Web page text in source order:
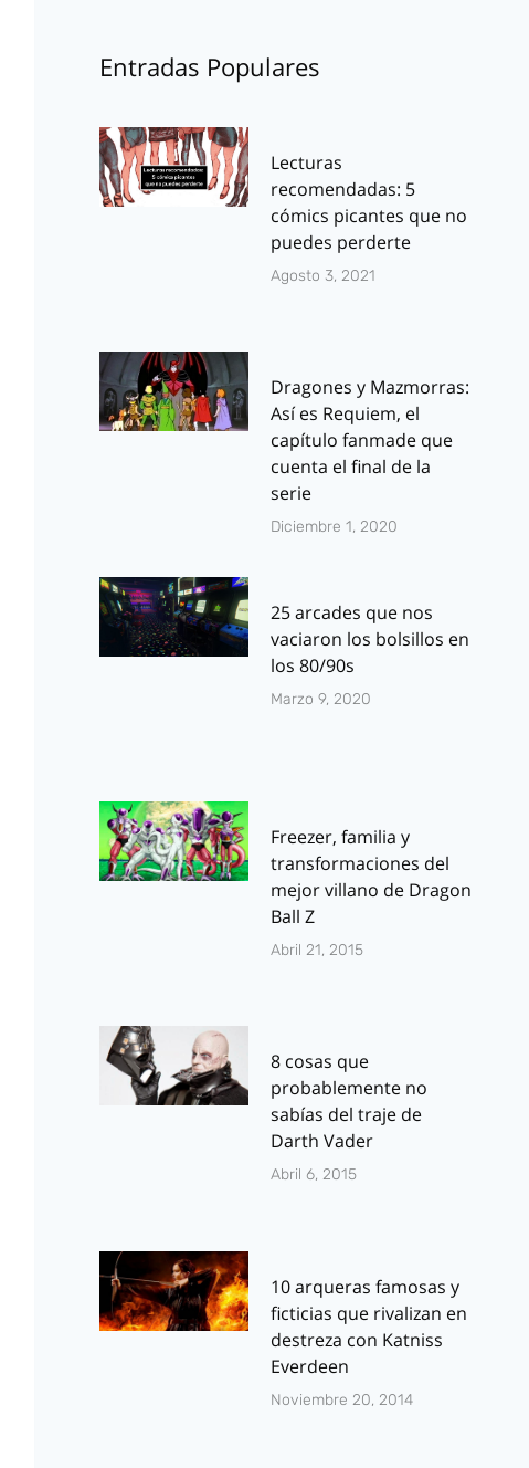
Entradas Populares
Lecturas
recomendadas: 5
cómics picantes que no
puedes perderte
Agosto 3, 2021
Dragones y Mazmorras:
Así es Requiem, el
capítulo fanmade que
cuenta el final de la
serie
Diciembre 1, 2020
25 arcades que nos
vaciaron los bolsillos en
los 80/90s
Marzo 9, 2020
Freezer, familia y
transformaciones del
mejor villano de Dragon
Ball Z
Abril 21, 2015
8 cosas que
probablemente no
sabías del traje de
Darth Vader
Abril 6, 2015
10 arqueras famosas y
ficticias que rivalizan en
destreza con Katniss
Everdeen
Noviembre 20, 2014